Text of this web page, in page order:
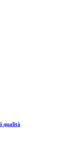
qualità